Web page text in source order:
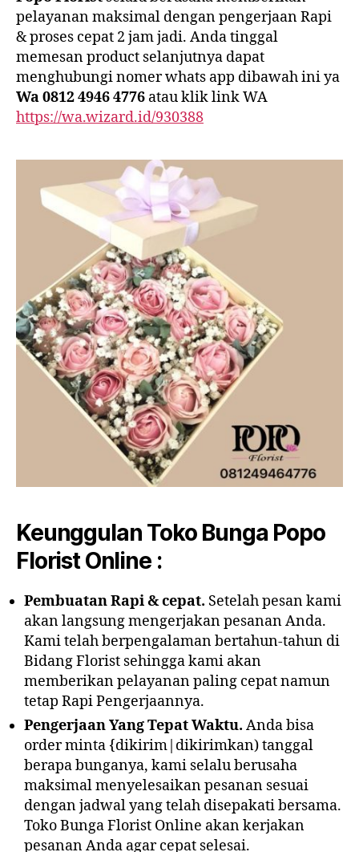
pelayanan maksimal dengan pengerjaan Rapi
& proses cepat 2 jam jadi. Anda tinggal
memesan product selanjutnya dapat
menghubungi nomer whats app dibawah ini ya
Wa 0812 4946 4776 atau klik link WA
https://wa.wizard.id/930388
Keunggulan Toko Bunga Popo
Florist Online :
Pembuatan Rapi & cepat. Setelah pesan kami
akan langsung mengerjakan pesanan Anda.
Kami telah berpengalaman bertahun-tahun di
Bidang Florist sehingga kami akan
memberikan pelayanan paling cepat namun
tetap Rapi Pengerjaannya.
Pengerjaan Yang Tepat Waktu. Anda bisa
order minta {dikirim|dikirimkan) tanggal
berapa bunganya, kami selalu berusaha
maksimal menyelesaikan pesanan sesuai
dengan jadwal yang telah disepakati bersama.
Toko Bunga Florist Online akan kerjakan
pesanan Anda agar cepat selesai.